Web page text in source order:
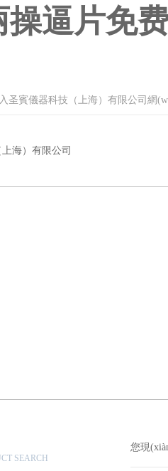
逼片免
圣賓儀器科技（上海）有限公司網
SEARCH
您現